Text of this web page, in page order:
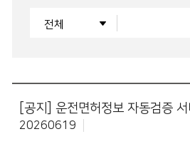
[공지] 운전면허정보 자동검증
20260619